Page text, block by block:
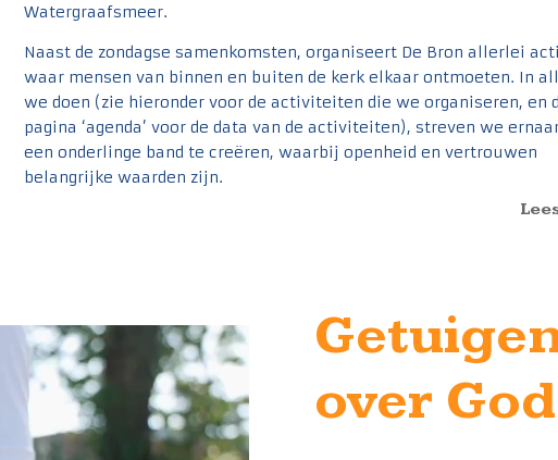
Watergraafsmeer.
Naast de zondagse samenkomsten, organiseert De Bron allerlei
waar mensen van binnen en buiten de kerk elkaar ontmoeten. In
we doen (zie hieronder voor de activiteiten die we organiseren, en
pagina ‘agenda’ voor de data van de activiteiten), streven we
een onderlinge band te creëren, waarbij openheid en vertrouwen
belangrijke waarden zijn.
over God